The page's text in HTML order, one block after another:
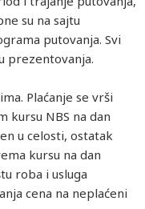
su na sajtu
putovanja. Svi
prezentovanja.
Plaćanje se vrši
kursu NBS na dan
u celosti, ostatak
kursu na dan
roba i usluga
cena na neplaćeni